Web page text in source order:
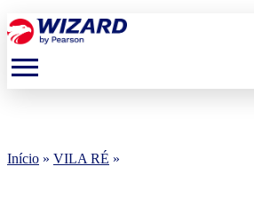
menu
Início » VILA RÉ »